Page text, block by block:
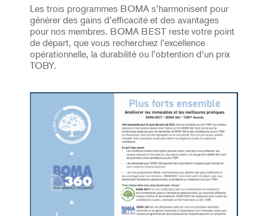
Les trois programmes BOMA s’harmonisent pour
générer des gains d’efficacité et des avantages
pour nos membres. BOMA BEST reste votre point
de départ, que vous recherchiez l’excellence
opérationnelle, la durabilité ou l’obtention d’un prix
TOBY.